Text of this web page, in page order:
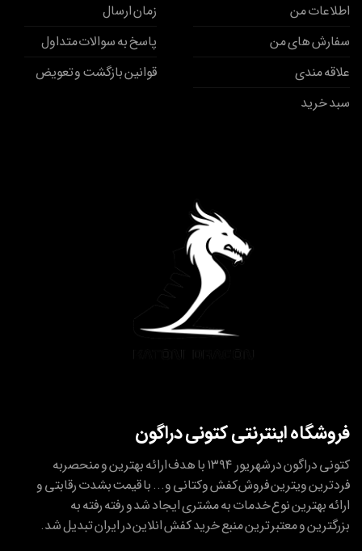
اطلاعات من
سفارش های من
علاقه مندی
سبد خرید
زمان ارسال
پاسخ به سوالات متداول
قوانین بازگشت و تعویض
فروشگاه اینترنتی کتونی دراگون
کتونی دراگون در شهریور ۱۳۹۴ با هدف ارائه بهترین و منحصربه
فردترین ویترین فروش کفش وکتانی و... با قیمت بشدت رقابتی و
ارائه بهترین نوع خدمات به مشتری ایجاد شد و رفته رفته به
بزرگترین و معتبر ترین منبع خرید کفش انلاین در ایران تبدیل شد.